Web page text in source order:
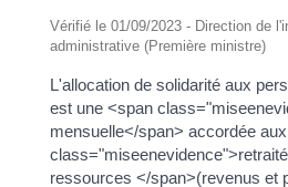
Vérifié le 01/09/2023 - Direction de
administrative (Première ministre)
L'allocation de solidarité aux
est une <span
mensuelle</span> accordée
ressources </span>(revenus et